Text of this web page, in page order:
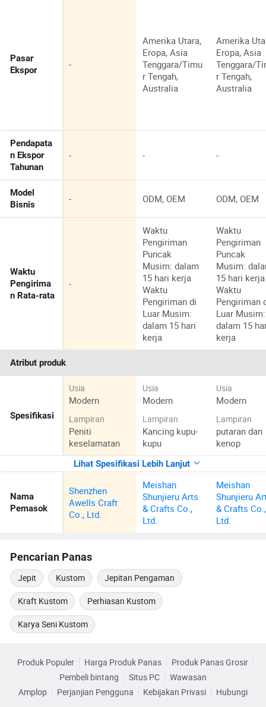
Pasar
Ekspor
-
Amerika Utara,
Eropa, Asia
Tenggara/Timu
r Tengah,
Australia
Amerika
Eropa, Asia
Tenggara/
r Tengah,
Australia
Pendapata
n Ekspor
Tahunan
- - -
Model
Bisnis
- ODM, OEM ODM, OEM
Waktu
Pengirima
n Rata-rata
-
Waktu
Pengiriman
Puncak
Musim: dalam
15 hari kerja
Waktu
Pengiriman di
Luar Musim:
dalam 15 hari
kerja
Waktu
Pengiriman
Puncak
Musim:
15 hari kerja
Waktu
Pengiriman
Luar Musim:
dalam 15
kerja
Atribut produk
Spesifikasi
Usia
Modern
Lampiran
Peniti
keselamatan
Usia
Modern
Lampiran
Kancing kupu-
kupu
Usia
Modern
Lampiran
putaran dan
kenop
Lihat Spesifikasi Lebih Lanjut
Nama
Pemasok
Shenzhen
Awells Craft
Co., Ltd.
Meishan
Shunjieru Arts
& Crafts Co.,
Ltd.
Meishan
Shunjieru
& Crafts Co.,
Ltd.
Pencarian Panas
Jepit Kustom Jepitan Pengaman
Kraft Kustom Perhiasan Kustom
Karya Seni Kustom
Produk Populer Harga Produk Panas
Produk Panas Grosir
Pembeli bintang
Situs PC
Wawasan
Amplop
Perjanjian Pengguna Kebijakan Privasi
Hubungi